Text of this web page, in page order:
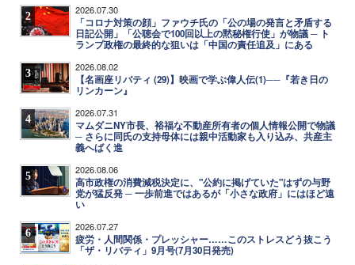
2 2026.07.30
「コロナ対策の顔」ファウチ氏の「公の場の発言と矛盾する
日記公開」「公聴会で100回以上の黙秘権行使」が物議 ─ ト
ランプ政権の最終的な狙いは「中国の責任追及」にある
3 2026.08.02
【名画座リバティ (29)】映画で学ぶ偉人伝(1)──『若き日の
リンカーン』
4 2026.07.31
マムダニNY市長、裕福な不動産所有者の個人情報公開で物議
─ さらに同氏の支持母体には親中活動家も入り込み、共産主
義へばく進
5 2026.08.06
高市政権の消費減税決定に、"公約に掲げていた"はずの与野
党が猛反発 ─ 一歩前進ではあるが「小さな政府」にはほど遠
い
6 2026.07.27
疲労・人間関係・プレッシャー……このストレスどう抜こう
「ザ・リバティ」9月号(7月30日発売)